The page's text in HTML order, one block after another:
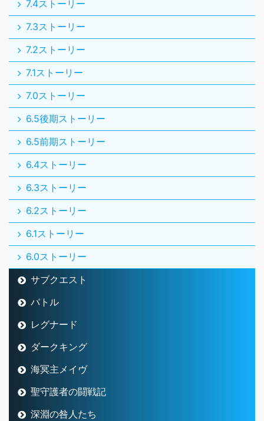
7.4ストーリー
7.3ストーリー
7.2ストーリー
7.1ストーリー
7.0ストーリー
6.5後期ストーリー
6.5前期ストーリー
6.4ストーリー
6.3ストーリー
6.2ストーリー
6.1ストーリー
6.0ストーリー
サブクエスト
バトル
レグナード
ダークキング
海冥主メイヴ
聖守護者の闘戦記
深淵の咎人たち